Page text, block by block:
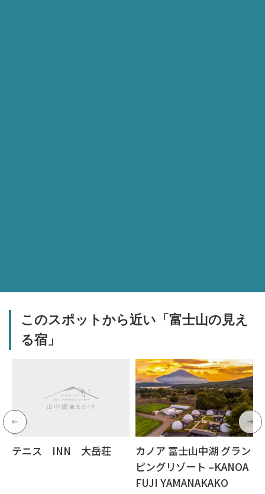
このスポットから近い「富士山の見え
る宿」
テニス INN 大岳荘
カノア 富士山中湖 グラン
ピングリゾート –KANOA
FUJI YAMANAKAKO